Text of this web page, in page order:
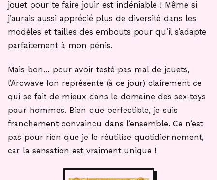
jouet pour te faire jouir est indéniable ! Même si
j’aurais aussi apprécié plus de diversité dans les
modèles et tailles des embouts pour qu’il s’adapte
parfaitement à mon pénis.
Mais bon… pour avoir testé pas mal de jouets,
l’Arcwave Ion représente (à ce jour) clairement ce
qui se fait de mieux dans le domaine des sex-toys
pour hommes. Bien que perfectible, je suis
franchement convaincu dans l’ensemble. Ce n’est
pas pour rien que je le réutilise quotidiennement,
car la sensation est vraiment unique !